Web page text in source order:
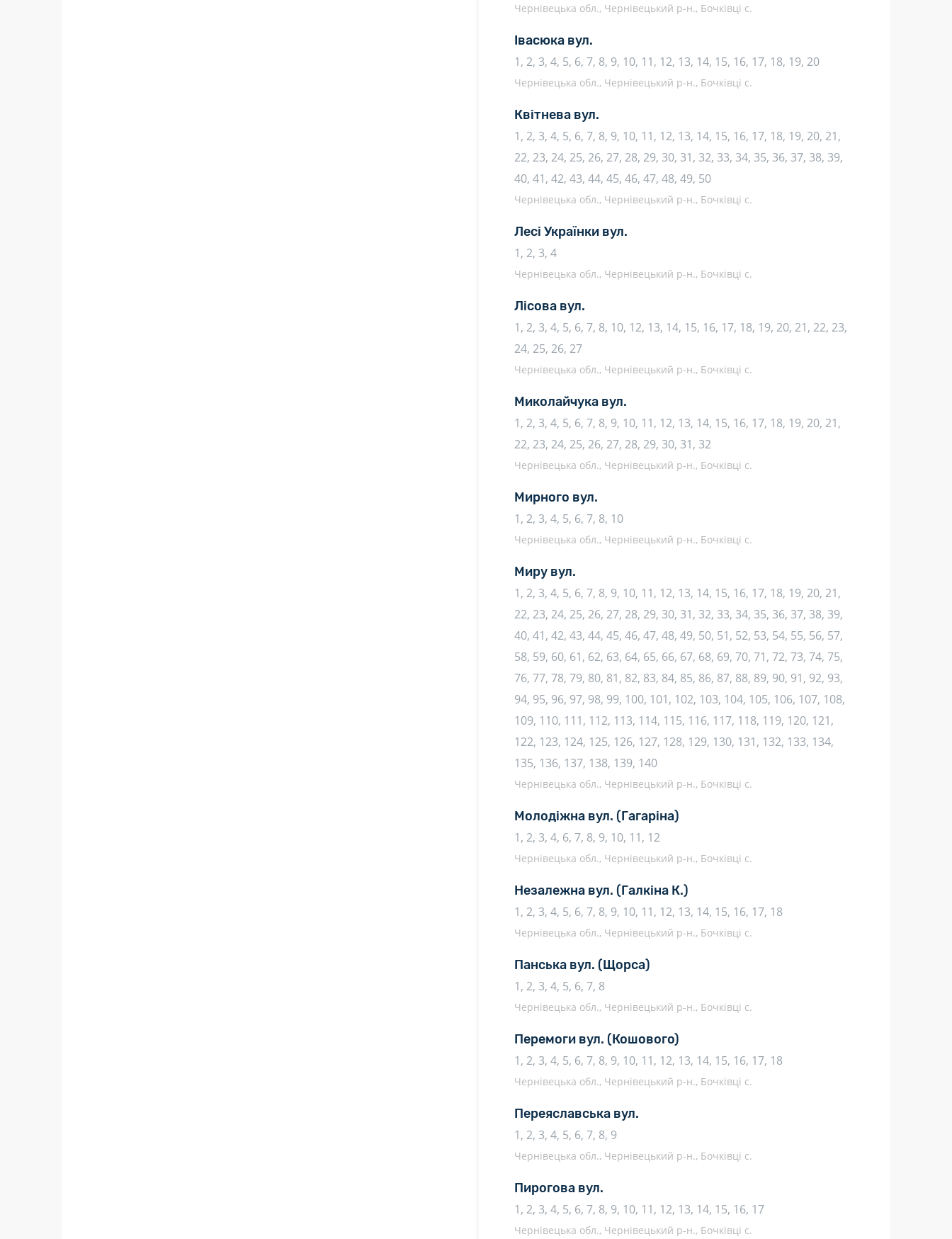
Чернівецька обл., Чернівецький р-н., Бочківці с.
Івасюка вул.
1, 2, 3, 4, 5, 6, 7, 8, 9, 10, 11, 12, 13, 14, 15, 16, 17, 18, 19, 20
Чернівецька обл., Чернівецький р-н., Бочківці с.
Квітнева вул.
1, 2, 3, 4, 5, 6, 7, 8, 9, 10, 11, 12, 13, 14, 15, 16, 17, 18, 19, 20, 21,
22, 23, 24, 25, 26, 27, 28, 29, 30, 31, 32, 33, 34, 35, 36, 37, 38, 39,
40, 41, 42, 43, 44, 45, 46, 47, 48, 49, 50
Чернівецька обл., Чернівецький р-н., Бочківці с.
Лесі Українки вул.
1, 2, 3, 4
Чернівецька обл., Чернівецький р-н., Бочківці с.
Лісова вул.
1, 2, 3, 4, 5, 6, 7, 8, 10, 12, 13, 14, 15, 16, 17, 18, 19, 20, 21, 22, 23,
24, 25, 26, 27
Чернівецька обл., Чернівецький р-н., Бочківці с.
Миколайчука вул.
1, 2, 3, 4, 5, 6, 7, 8, 9, 10, 11, 12, 13, 14, 15, 16, 17, 18, 19, 20, 21,
22, 23, 24, 25, 26, 27, 28, 29, 30, 31, 32
Чернівецька обл., Чернівецький р-н., Бочківці с.
Мирного вул.
1, 2, 3, 4, 5, 6, 7, 8, 10
Чернівецька обл., Чернівецький р-н., Бочківці с.
Миру вул.
1, 2, 3, 4, 5, 6, 7, 8, 9, 10, 11, 12, 13, 14, 15, 16, 17, 18, 19, 20, 21,
22, 23, 24, 25, 26, 27, 28, 29, 30, 31, 32, 33, 34, 35, 36, 37, 38, 39,
40, 41, 42, 43, 44, 45, 46, 47, 48, 49, 50, 51, 52, 53, 54, 55, 56, 57,
58, 59, 60, 61, 62, 63, 64, 65, 66, 67, 68, 69, 70, 71, 72, 73, 74, 75,
76, 77, 78, 79, 80, 81, 82, 83, 84, 85, 86, 87, 88, 89, 90, 91, 92, 93,
94, 95, 96, 97, 98, 99, 100, 101, 102, 103, 104, 105, 106, 107, 108,
109, 110, 111, 112, 113, 114, 115, 116, 117, 118, 119, 120, 121,
122, 123, 124, 125, 126, 127, 128, 129, 130, 131, 132, 133, 134,
135, 136, 137, 138, 139, 140
Чернівецька обл., Чернівецький р-н., Бочківці с.
Молодіжна вул. (Гагаріна)
1, 2, 3, 4, 6, 7, 8, 9, 10, 11, 12
Чернівецька обл., Чернівецький р-н., Бочківці с.
Незалежна вул. (Галкіна К.)
1, 2, 3, 4, 5, 6, 7, 8, 9, 10, 11, 12, 13, 14, 15, 16, 17, 18
Чернівецька обл., Чернівецький р-н., Бочківці с.
Панська вул. (Щорса)
1, 2, 3, 4, 5, 6, 7, 8
Чернівецька обл., Чернівецький р-н., Бочківці с.
Перемоги вул. (Кошового)
1, 2, 3, 4, 5, 6, 7, 8, 9, 10, 11, 12, 13, 14, 15, 16, 17, 18
Чернівецька обл., Чернівецький р-н., Бочківці с.
Переяславська вул.
1, 2, 3, 4, 5, 6, 7, 8, 9
Чернівецька обл., Чернівецький р-н., Бочківці с.
Пирогова вул.
1, 2, 3, 4, 5, 6, 7, 8, 9, 10, 11, 12, 13, 14, 15, 16, 17
Чернівецька обл., Чернівецький р-н., Бочківці с.